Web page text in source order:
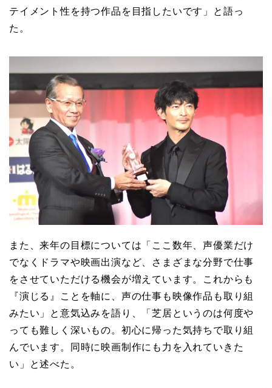
テイメント性を持つ作品を目指したいです」と語っ
た。
また、来年の目標については「ここ数年、声優業だけ
でなくドラマや映画出演など、さまざまな分野で仕事
をさせていただける機会が増えています。これからも
『演じる』ことを軸に、声の仕事も映像作品も取り組
みたい」と意気込みを語り、「芝居というのは何度や
っても難しく深いもの。初心に帰った気持ちで取り組
んでいます。同時に映画制作にも力を入れていきた
い」と述べた。